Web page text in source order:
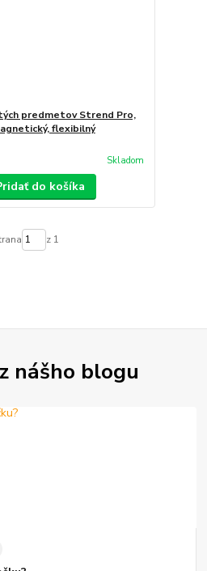
predmetov Strend Pro,
flexibilný
Skladom
do košíka
z 1
nášho blogu